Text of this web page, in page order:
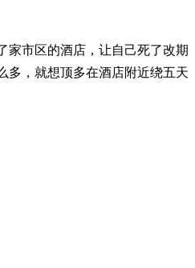
家市区的酒店，让自己死了改期
多，就想顶多在酒店附近绕五天